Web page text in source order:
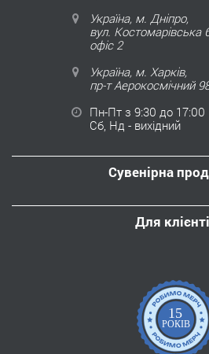
Україна, м. Дніпро,
вул. Костомарівська
офіс 2
Україна, м. Харків,
пр-т Аерокосмічний
Пн-Пт з 9:30 до 17:00
Сб, Нд - вихідний
Сувенірна
Для
15
РОКІВ